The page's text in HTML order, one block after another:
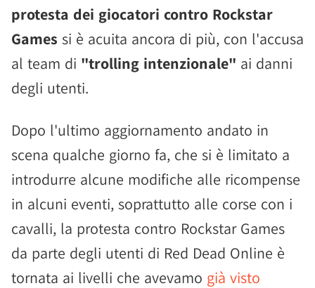
protesta dei giocatori contro Rockstar
Games si è acuita ancora di più, con l'accusa
al team di "trolling intenzionale" ai danni
degli utenti.
Dopo l'ultimo aggiornamento andato in
scena qualche giorno fa, che si è limitato a
introdurre alcune modifiche alle ricompense
in alcuni eventi, soprattutto alle corse con i
cavalli, la protesta contro Rockstar Games
da parte degli utenti di Red Dead Online è
tornata ai livelli che avevamo già visto